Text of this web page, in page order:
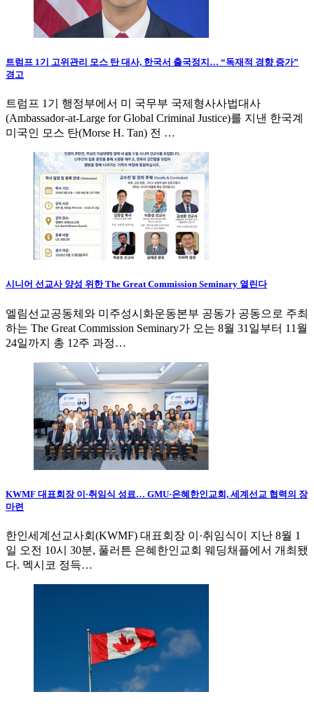
트럼프 1기 고위관리 모스 탄 대사, 한국서 출국정지… “독재적 경향 증가”
경고
트럼프 1기 행정부에서 미 국무부 국제형사사법대사
(Ambassador-at-Large for Global Criminal Justice)를 지낸 한국계
미국인 모스 탄(Morse H. Tan) 전 …
시니어 선교사 양성 위한 The Great Commission Seminary 열린다
엘림선교공동체와 미주성시화운동본부 공동가 공동으로 주최
하는 The Great Commission Seminary가 오는 8월 31일부터 11월
24일까지 총 12주 과정…
KWMF 대표회장 이·취임식 성료… GMU·은혜한인교회, 세계선교 협력의 장
마련
한인세계선교사회(KWMF) 대표회장 이·취임식이 지난 8월 1
일 오전 10시 30분, 풀러튼 은혜한인교회 웨딩채플에서 개최됐
다. 멕시코 정득…